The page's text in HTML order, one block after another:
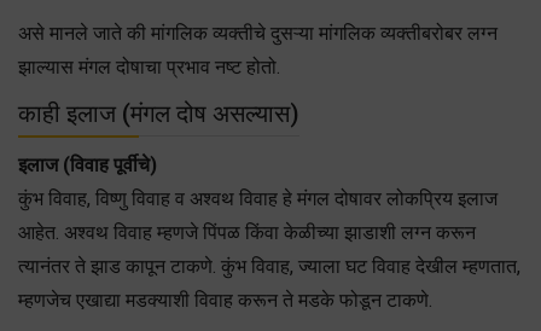
असे मानले जाते की मांगलिक व्यक्तीचे दुसऱ्या मांगलिक व्यक्तीबरोबर लग्न
झाल्यास मंगल दोषाचा प्रभाव नष्ट होतो.
काही इलाज (मंगल दोष असल्यास)
इलाज (विवाह पूर्वीचे)
कुंभ विवाह, विष्णु विवाह व अश्वथ विवाह हे मंगल दोषावर लोकप्रिय इलाज
आहेत. अश्वथ विवाह म्हणजे पिंपळ किंवा केळीच्या झाडाशी लग्न करून
त्यानंतर ते झाड कापून टाकणे. कुंभ विवाह, ज्याला घट विवाह देखील म्हणतात,
म्हणजेच एखाद्या मडक्याशी विवाह करून ते मडके फोडून टाकणे.